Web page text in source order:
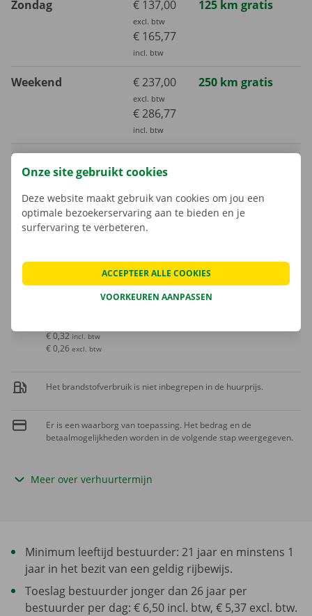
Zondag € 137,00
excl. btw
€ 165,77
incl. btw
125 km gratis
Weekend € 237,00
excl. btw
€ 286,77
incl. btw
250 km gratis
Week (7 dagen)
excl. btw
€ 922,02
incl. btw
Maand (30 dagen)
€ 2096,93
incl. btw
€ 0,32 incl. btw
€ 0,26 excl. btw
Het brandstofverbruik is niet inbegrepen in de huurprijs.
Er is een waarborg van toepassing. Het bedrag en de
betaalmogelijkheden worden in de volgende stap weergegeven.
Meer over verhuurtermijn
Minimum leeftijd bestuurder: 21 jaar en minstens 1
jaar in het bezit van een geldig rijbewijs.
Toeslag bestuurder jonger dan 26 jaar per
bestuurder per dag: € 6,50 incl. btw, € 5,37 excl. btw.
Onze site gebruikt cookies
Deze website maakt gebruik van cookies om jou een
optimale bezoekerservaring aan te bieden en je
surfervaring te verbeteren.
VOORKEUREN AANPASSEN
ACCEPTEER ALLE COOKIES